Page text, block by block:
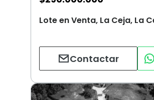
Lote en Venta, La Ceja, La
Contactar